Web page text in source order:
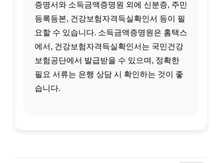
증명서와 소득금액증명원 외에 신분증, 주민
등록등본, 건강보험자격득실확인서 등이 필
요할 수 있습니다. 소득금액증명원은 홈택스
에서, 건강보험자격득실확인서는 국민건강
보험공단에서 발급받을 수 있으며, 정확한
필요 서류는 은행 상담 시 확인하는 것이 좋
습니다.